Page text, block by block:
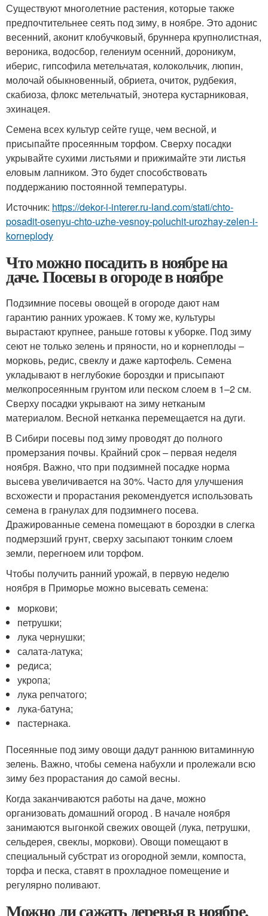
Существуют многолетние растения, которые также
предпочтительнее сеять под зиму, в ноябре. Это адонис
весенний, аконит клобучковый, бруннера крупнолистная,
вероника, водосбор, гелениум осенний, дороникум,
иберис, гипсофила метельчатая, колокольчик, люпин,
молочай обыкновенный, обриета, очиток, рудбекия,
скабиоза, флокс метельчатый, энотера кустарниковая,
эхинацея.
Семена всех культур сейте гуще, чем весной, и
присыпайте просеянным торфом. Сверху посадки
укрывайте сухими листьями и прижимайте эти листья
еловым лапником. Это будет способствовать
поддержанию постоянной температуры.
Источник: https://dekor-i-interer.ru-land.com/stati/chto-
posadit-osenyu-chto-uzhe-vesnoy-poluchit-urozhay-zelen-i-
korneplody
Что можно посадить в ноябре на
даче. Посевы в огороде в ноябре
Подзимние посевы овощей в огороде дают нам
гарантию ранних урожаев. К тому же, культуры
вырастают крупнее, раньше готовы к уборке. Под зиму
сеют не только зелень и пряности, но и корнеплоды –
морковь, редис, свеклу и даже картофель. Семена
укладывают в неглубокие бороздки и присыпают
мелкопросеянным грунтом или песком слоем в 1–2 см.
Сверху посадки укрывают на зиму нетканым
материалом. Весной нетканка перемещается на дуги.
В Сибири посевы под зиму проводят до полного
промерзания почвы. Крайний срок – первая неделя
ноября. Важно, что при подзимней посадке норма
высева увеличивается на 30%. Часто для улучшения
всхожести и прорастания рекомендуется использовать
семена в гранулах для подзимнего посева.
Дражированные семена помещают в бороздки в слегка
подмерзший грунт, сверху засыпают тонким слоем
земли, перегноем или торфом.
Чтобы получить ранний урожай, в первую неделю
ноября в Приморье можно высевать семена:
моркови;
петрушки;
лука чернушки;
салата-латука;
редиса;
укропа;
лука репчатого;
лука-батуна;
пастернака.
Посеянные под зиму овощи дадут раннюю витаминную
зелень. Важно, чтобы семена набухли и пролежали всю
зиму без прорастания до самой весны.
Когда заканчиваются работы на даче, можно
организовать домашний огород . В начале ноября
занимаются выгонкой свежих овощей (лука, петрушки,
сельдерея, свеклы, моркови). Овощи помещают в
специальный субстрат из огородной земли, компоста,
торфа и песка, ставят в прохладное помещение и
регулярно поливают.
Можно ли сажать деревья в ноябре.